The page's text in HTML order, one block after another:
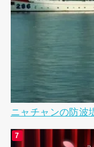
ニャチャンの防波